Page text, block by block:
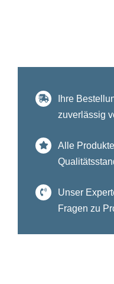
Ihre
zuverlässig
Alle
Unser
Fragen zu